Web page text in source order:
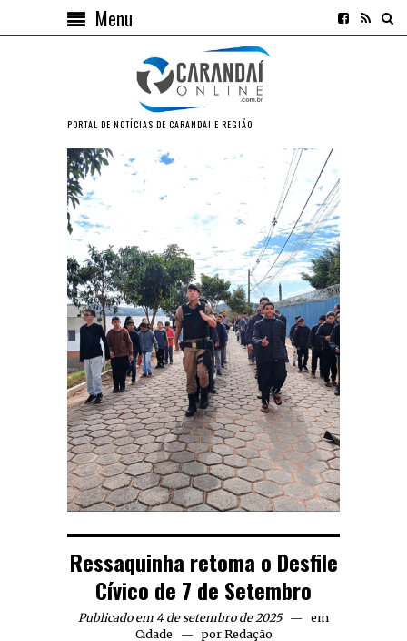
Menu
PORTAL DE NOTÍCIAS DE CARANDAI E REGIÃO
Ressaquinha retoma o Desfile
Cívico de 7 de Setembro
Publicado em 4 de setembro de 2025
em
Cidade
por Redação